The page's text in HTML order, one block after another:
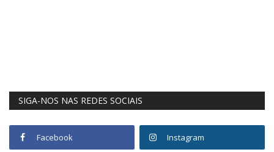
SIGA-NOS NAS REDES SOCIAIS
Facebook Instagram